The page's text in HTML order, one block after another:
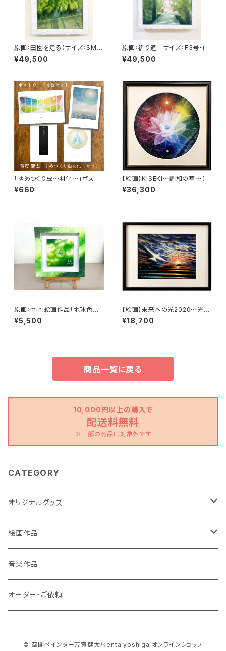
原画：田園を走る（サイズ：SM
号・額縁外寸：よこ25.8cm×た
て32.7㎝×奥行4.5㎝）
¥49,500
原画：祈り道 サイズ：F3号・(た
て273mm×よこ220mm ）
¥49,500
「ゆめつくり虫～羽化～」ポスト
カードセット（4枚入り）
¥660
【絵画】KISEKI～調和の華～（複
製画）
¥36,300
原画：mini絵画作品「地球色～
きみどりな世界〜」
¥5,500
【絵画】未来への光2020～光の
鳥～（複製画）
¥18,700
商品一覧に戻る
10,000円以上の購入で
配送料無料
※一部の商品は対象外です
CATEGORY
オリジナルグッズ
ポストカード
缶バッチ
ストラップ
絵画作品
原画作品
風景画
複製画作品
音楽作品
オーダー・ご依頼
© 空間ペインター芳賀健太/kenta yoshiga オンラインショップ